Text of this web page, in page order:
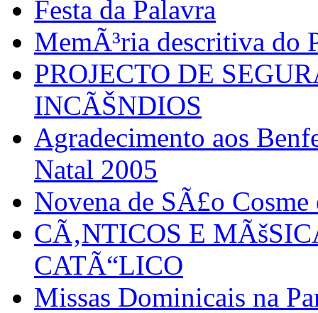
Festa da Palavra
MemÃ³ria descritiva do
PROJECTO DE
INCÃŠNDIOS
Agradecimento aos
Natal 2005
Novena de SÃ£o
CÃ‚NTICOS E
CATÃ“LICO
Missas Dominicais na